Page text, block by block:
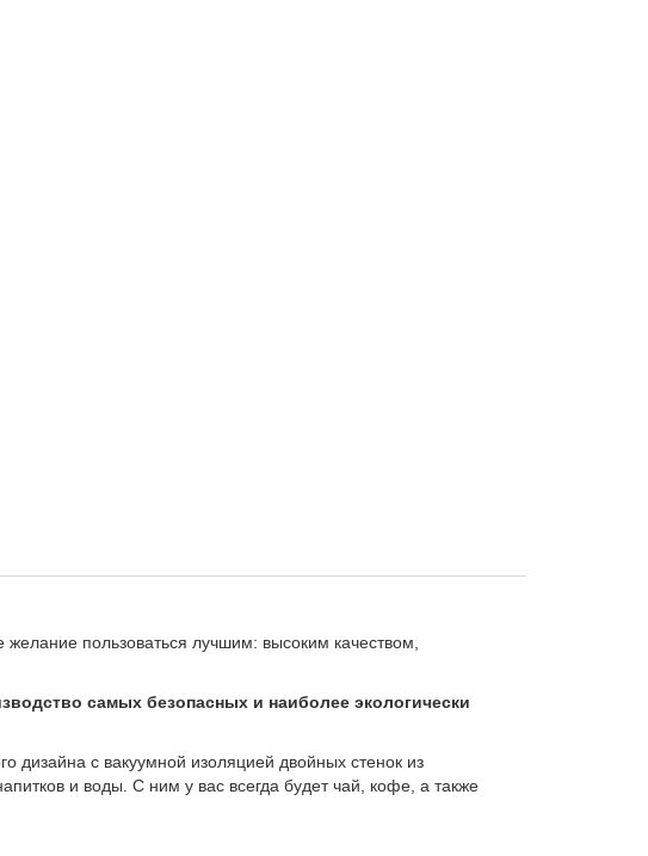
пользоваться лучшим: высоким качеством,
самых безопасных и наиболее экологически
дизайна с вакуумной изоляцией двойных стенок из
и воды. С ним у вас всегда будет чай, кофе, а также